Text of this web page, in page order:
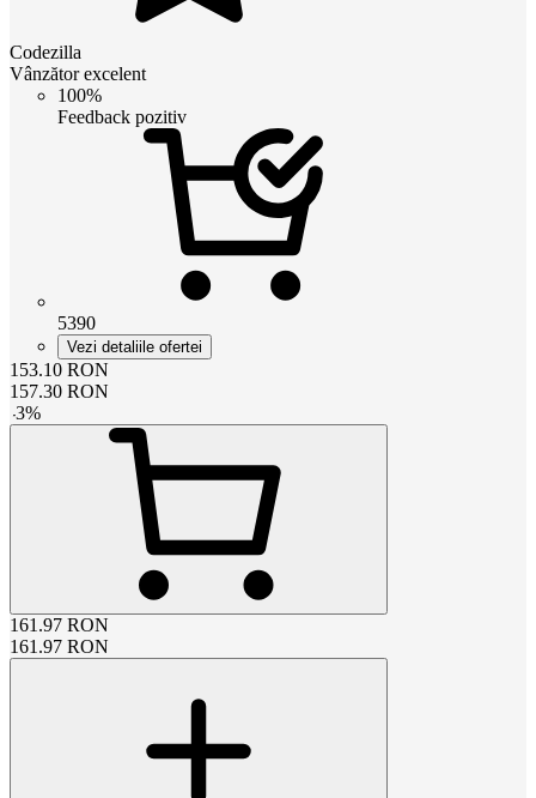
Codezilla
Vânzător excelent
100%
Feedback pozitiv
5390
Vezi detaliile ofertei
153.10 RON
157.30 RON
-3%
161.97 RON
161.97 RON